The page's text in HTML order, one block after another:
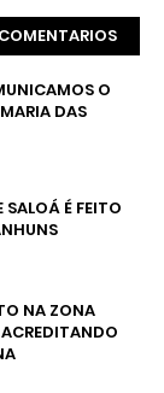
COMENTARIOS
O
DAS
É FEITO
NA ZONA